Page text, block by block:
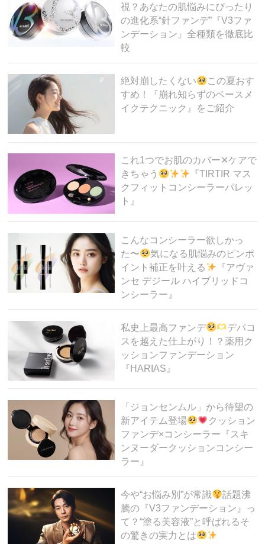
視？あなたの肌悩みにぴったり
の進化系“針ファンデ”『V3ファ
ンデーション』全種類を徹底比
較
絶対崩したくない
この夏おす
すめ！『崩れ知らずのベースメ
イクテクニック』をご紹介
これ1つでお肌のカバー✕ケアで
きちゃう
『TIRTIR マス
クフィットコンシーラーパレッ
ト』
こんなコンシーラー欲しかっ
た〜
気になる肌悩みのピンポ
イント補正を叶える
『アヴァ
ンセ デジール ハイブリッドコ
ンシーラー』
私史上最高ファンデ
デパコ
スを越えた仕上がり！？薬用ク
ッションファンデーション
『HARIAS』
「ジョンセンムル」から待望の
新アイテム登場
クッション
ファンデ×コンシーラー『スキ
ンヌーダークッションコンシー
ラー』
今や“お悩み別”が常識
話題沸
騰の『V3ファンデーション』っ
て？“塗る美容液”と呼ばれるそ
の驚きの実力とは